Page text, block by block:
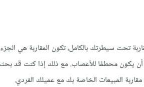
تحت سيطرتك بالكامل، تكون المقاربة هي
أن يكون محطمًا للأعصاب. مع ذلك إذا كنت قد
المبيعات الخاصة بك مع عميلك الفردي.